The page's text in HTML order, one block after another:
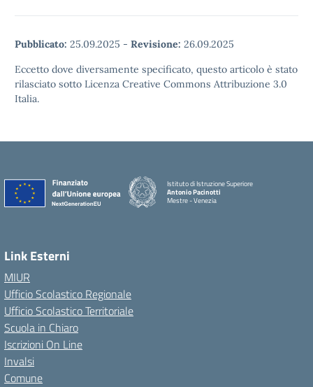
Pubblicato: 25.09.2025 - Revisione: 26.09.2025
Eccetto dove diversamente specificato, questo articolo è stato
rilasciato sotto Licenza Creative Commons Attribuzione 3.0
Italia.
Istituto di Istruzione Superiore
Antonio Pacinotti
Mestre - Venezia
Link Esterni
MIUR
Ufficio Scolastico Regionale
Ufficio Scolastico Territoriale
Scuola in Chiaro
Iscrizioni On Line
Invalsi
Comune